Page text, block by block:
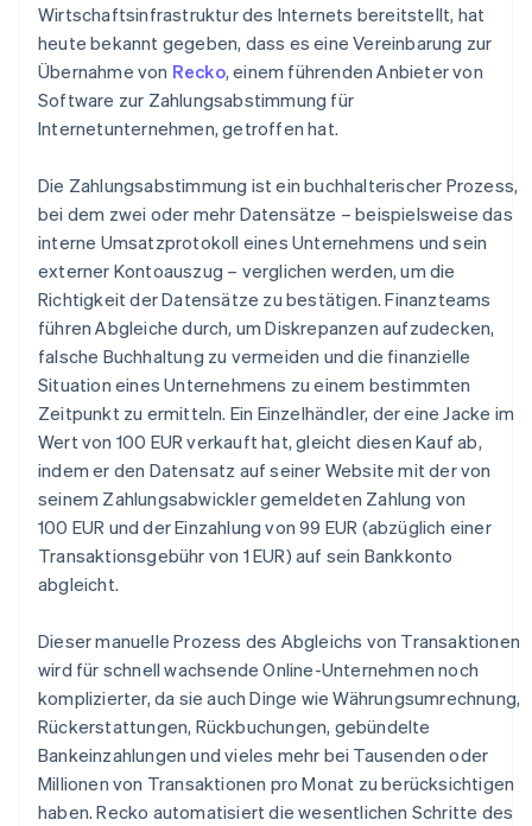
Wirtschaftsinfrastruktur des Internets bereitstellt, hat
heute bekannt gegeben, dass es eine Vereinbarung zur
Übernahme von Recko, einem führenden Anbieter von
Software zur Zahlungsabstimmung für
Internetunternehmen, getroffen hat.
Die Zahlungsabstimmung ist ein buchhalterischer Prozess,
bei dem zwei oder mehr Datensätze – beispielsweise das
interne Umsatzprotokoll eines Unternehmens und sein
externer Kontoauszug – verglichen werden, um die
Richtigkeit der Datensätze zu bestätigen. Finanzteams
führen Abgleiche durch, um Diskrepanzen aufzudecken,
falsche Buchhaltung zu vermeiden und die finanzielle
Situation eines Unternehmens zu einem bestimmten
Zeitpunkt zu ermitteln. Ein Einzelhändler, der eine Jacke im
Wert von 100 EUR verkauft hat, gleicht diesen Kauf ab,
indem er den Datensatz auf seiner Website mit der von
seinem Zahlungsabwickler gemeldeten Zahlung von
100 EUR und der Einzahlung von 99 EUR (abzüglich einer
Transaktionsgebühr von 1 EUR) auf sein Bankkonto
abgleicht.
Dieser manuelle Prozess des Abgleichs von Transaktionen
wird für schnell wachsende Online-Unternehmen noch
komplizierter, da sie auch Dinge wie Währungsumrechnung,
Rückerstattungen, Rückbuchungen, gebündelte
Bankeinzahlungen und vieles mehr bei Tausenden oder
Millionen von Transaktionen pro Monat zu berücksichtigen
haben. Recko automatisiert die wesentlichen Schritte des